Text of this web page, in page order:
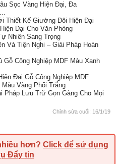
Sọc Vàng Hiện Đại, Đa
Thiết Kế Giường Đôi Hiện Đại
Đại Cho Văn Phòng
Nhiên Sang Trọng
Và Tiện Nghi – Giải Pháp Hoàn
Công Nghiệp MDF Màu Xanh
Đại Gỗ Công Nghiệp MDF
Vàng Phối Trắng
Pháp Lưu Trữ Gọn Gàng Cho Mọi
Chỉnh sửa cuối: 16/1/19
hơn? Click để sử dụng
Đẩy tin